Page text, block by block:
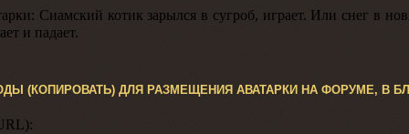
Сиамский котик зарылся в сугроб, играет. Или снег в
и падает.
(КОПИРОВАТЬ) ДЛЯ РАЗМЕЩЕНИЯ АВАТАРКИ НА ФОРУМЕ, В